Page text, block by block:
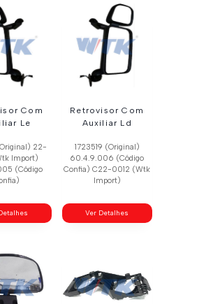
Com
Le
22-
Import)
(Código
Retrovisor Com
Auxiliar Ld
1723519 (Original)
60.4.9.006 (Código
Confia) C22-0012 (Wtk
Import)
Ver Detalhes